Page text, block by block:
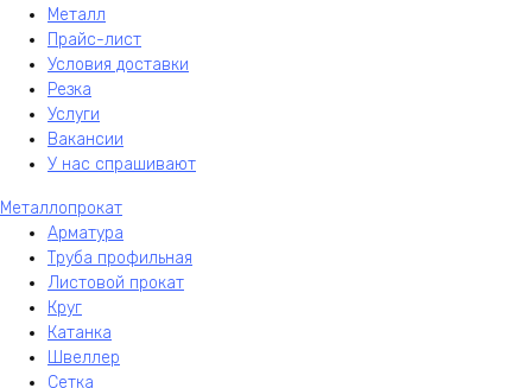
Металл
Прайс-лист
Условия доставки
Резка
Услуги
Вакансии
У нас спрашивают
Металлопрокат
Арматура
Труба профильная
Листовой прокат
Круг
Катанка
Швеллер
Сетка